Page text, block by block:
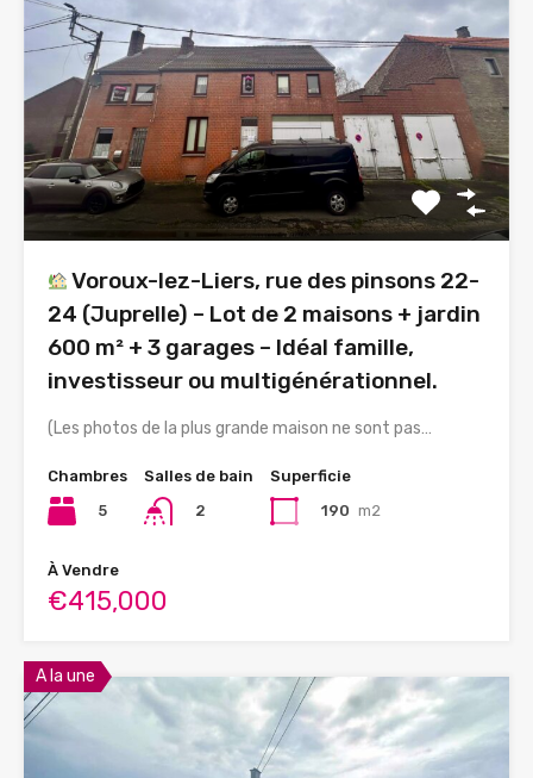
Voroux-lez-Liers, rue des pinsons 22-
24 (Juprelle) – Lot de 2 maisons + jardin
600 m² + 3 garages – Idéal famille,
investisseur ou multigénérationnel.
(Les photos de la plus grande maison ne sont pas…
Chambres
5
Salles de bain
2
Superficie
190 m2
À Vendre
€415,000
A la une